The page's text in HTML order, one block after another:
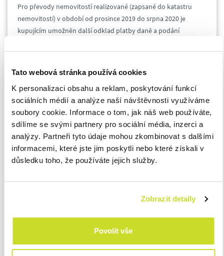
Tato webová stránka používá cookies
K personalizaci obsahu a reklam, poskytování funkcí
sociálních médií a analýze naší návštěvnosti využíváme
soubory cookie. Informace o tom, jak náš web používáte,
sdílíme se svými partnery pro sociální média, inzerci a
analýzy. Partneři tyto údaje mohou zkombinovat s dalšími
informacemi, které jste jim poskytli nebo které získali v
důsledku toho, že používáte jejich služby.
Zobrazit detaily
Povolit vše
Pro převody nemovitostí realizované (zapsané do katastru
nemovitostí) v období od prosince 2019 do srpna 2020 je
kupujícím umožněn další odklad platby daně a podání
odklad má tedy zabránit tomu, aby poplatníci, kterých se
zrušení daně bude týkat, museli nejprve daň přiznat a zaplatit,
a poté žádat o její vrácení.
Úroky za pozdní úhradu daně
Rozhodnutí ministryně plošně promíjí úroky z prodlení a úroky
z posečkané částky vzniklé od 12. března 2020 až do konce
tohoto roku, a to u daní, kde bylo správcem daně na základě
značnou administrativní úlevu jak pro poplatníky, tak pro
důvodů šíření koronaviru získává možnost posečkání daně,
úhradu.